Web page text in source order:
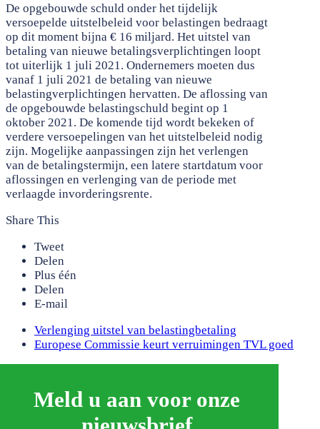
De opgebouwde schuld onder het tijdelijk
versoepelde uitstelbeleid voor belastingen bedraagt
op dit moment bijna € 16 miljard. Het uitstel van
betaling van nieuwe betalingsverplichtingen loopt
tot uiterlijk 1 juli 2021. Ondernemers moeten dus
vanaf 1 juli 2021 de betaling van nieuwe
belastingverplichtingen hervatten. De aflossing van
de opgebouwde belastingschuld begint op 1
oktober 2021. De komende tijd wordt bekeken of
verdere versoepelingen van het uitstelbeleid nodig
zijn. Mogelijke aanpassingen zijn het verlengen
van de betalingstermijn, een latere startdatum voor
aflossingen en verlenging van de periode met
verlaagde invorderingsrente.
Share This
Tweet
Delen
Plus één
Delen
E-mail
previous
post:
Verlenging uitstel van belastingbetaling
next
Europese Commissie keurt verruimingen TVL goed
Meld u aan voor onze